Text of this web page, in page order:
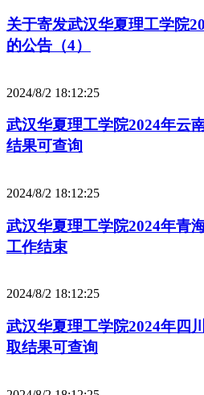
关于寄发武汉华夏理工学院
的公告（4）
2024/8/2 18:12:25
武汉华夏理工学院2024年云
结果可查询
2024/8/2 18:12:25
武汉华夏理工学院2024年青
工作结束
2024/8/2 18:12:25
武汉华夏理工学院2024年四
取结果可查询